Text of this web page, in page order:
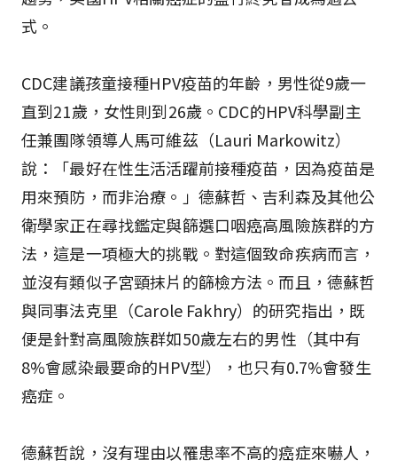
式。
CDC建議孩童接種HPV疫苗的年齡，男性從9歲一
直到21歲，女性則到26歲。CDC的HPV科學副主
任兼團隊領導人馬可維茲（Lauri Markowitz）
說：「最好在性生活活躍前接種疫苗，因為疫苗是
用來預防，而非治療。」德蘇哲、吉利森及其他公
衛學家正在尋找鑑定與篩選口咽癌高風險族群的方
法，這是一項極大的挑戰。對這個致命疾病而言，
並沒有類似子宮頸抹片的篩檢方法。而且，德蘇哲
與同事法克里（Carole Fakhry）的研究指出，既
便是針對高風險族群如50歲左右的男性（其中有
8%會感染最要命的HPV型），也只有0.7%會發生
癌症。
德蘇哲說，沒有理由以罹患率不高的癌症來嚇人，